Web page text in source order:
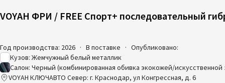
VOYAH ФРИ / FREE Спорт+ последовательный
Год производства: 2026 · В поставке · Опубликовано:
Кузов: Жемчужный белый металлик
Салон: Черный (комбинированная обивка экокожей/
VOYAH КЛЮЧАВТО Север: г. Краснодар, ул Конгрессная, д. 6